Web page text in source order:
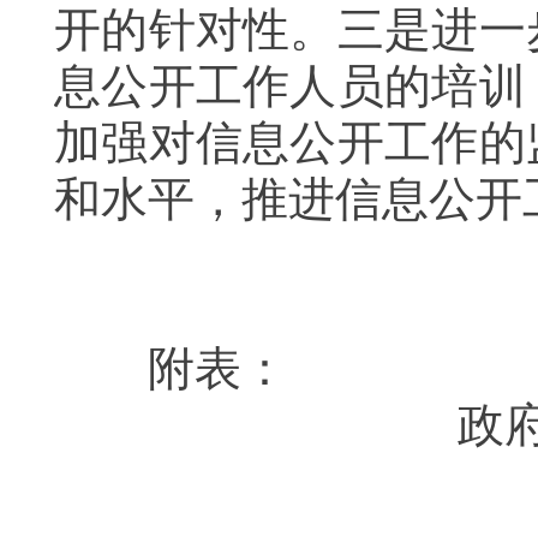
开的针对性。三是进
息公开工作人员的培
加强对信息公开工作
和水平，推进信息公
附表：
政